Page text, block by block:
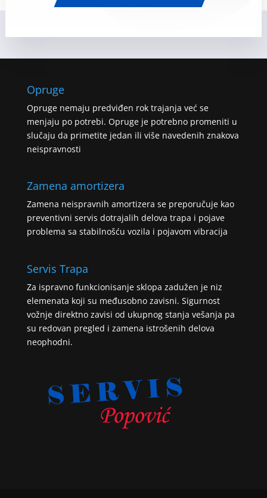
Opruge
Opruge nemaju predviđen rok trajanja već se
menjaju po potrebi. Opruge je potrebno promeniti u
slučaju da primetite jedan ili više navedenih znakova
neispravnosti
Zamena amortizera
Zamena neispravnih amortizera se preporučuje kao
preventivni servis dotrajalih delova trapa i pojave
problema sa stabilnošću vozila i pojavom vibracija
Servis Trapa
Za ispravno funkcionisanje sklopa zadužen je niz
elemenata koji su međusobno zavisni. Sigurnost
vožnje direktno zavisi od ukupnog stanja vešanja pa
su redovan pregled i zamena istrošenih delova
neophodni.